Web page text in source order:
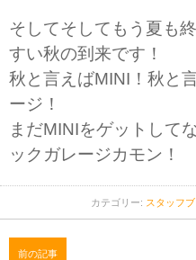
そしてそしてもう夏も
すい秋の到来です！
秋と言えばMINI！秋と
ージ！
まだMINIをゲットして
ックガレージカモン！
カテゴリー: スタッフ
前の記事